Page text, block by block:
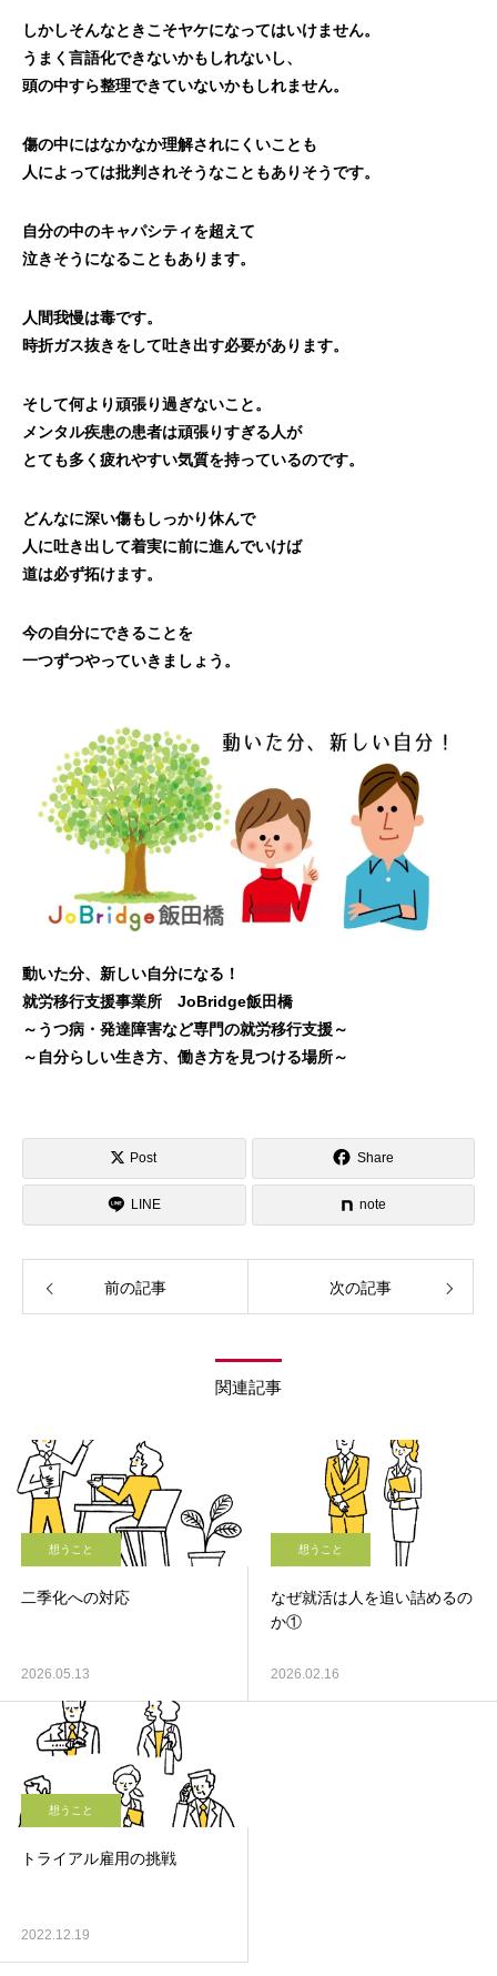
しかしそんなときこそヤケになってはいけません。
うまく言語化できないかもしれないし、
頭の中すら整理できていないかもしれません。
傷の中にはなかなか理解されにくいことも
人によっては批判されそうなこともありそうです。
自分の中のキャパシティを超えて
泣きそうになることもあります。
人間我慢は毒です。
時折ガス抜きをして吐き出す必要があります。
そして何より頑張り過ぎないこと。
メンタル疾患の患者は頑張りすぎる人が
とても多く疲れやすい気質を持っているのです。
どんなに深い傷もしっかり休んで
人に吐き出して着実に前に進んでいけば
道は必ず拓けます。
今の自分にできることを
一つずつやっていきましょう。
動いた分、新しい自分になる！
就労移行支援事業所 JoBridge飯田橋
～うつ病・発達障害など専門の就労移行支援～
～自分らしい生き方、働き方を見つける場所～
Post Share
LINE note
前の記事 次の記事
関連記事
想うこと
二季化への対応
2026.05.13
想うこと
なぜ就活は人を追い詰めるの
か①
2026.02.16
想うこと
トライアル雇用の挑戦
2022.12.19